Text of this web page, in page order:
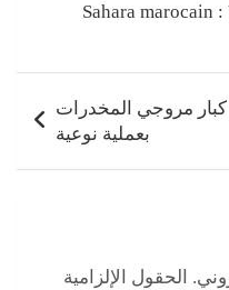
Sahara marocain
كبار مروجي المخدرات
بعملية نوعية
الحقول الإلزامية